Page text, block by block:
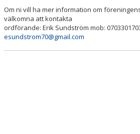
Om ni vill ha mer information om
välkomna att kontakta
ordförande: Erik Sundström mob:
esundstrom70@gmail.com